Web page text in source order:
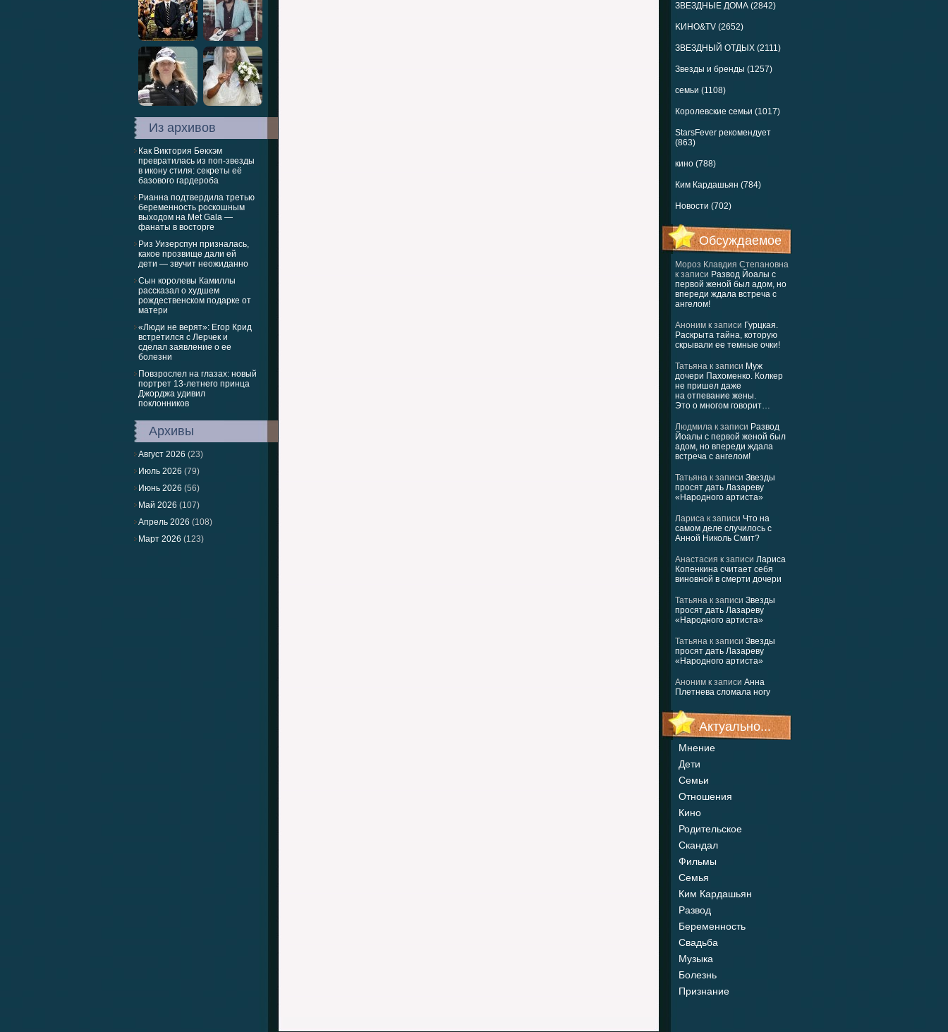
ЗВЕЗДНЫЕ ДОМА (2842)
KИНО&TV (2652)
ЗВЕЗДНЫЙ ОТДЫХ (2111)
Звезды и бренды (1257)
семьи (1108)
Королевские семьи (1017)
StarsFever рекомендует
(863)
кино (788)
Ким Кардашьян (784)
Новости (702)
Обсуждаемое
Мороз Клавдия Степановна
к записи Развод Йоалы с
первой женой был адом, но
впереди ждала встреча с
ангелом!
Аноним к записи Гурцкая.
Раскрыта тайна, которую
скрывали ее темные очки!
Татьяна к записи Муж
дочери Пахоменко. Колкер
не пришел даже
на отпевание жены.
Это о многом говорит…
Людмила к записи Развод
Йоалы с первой женой был
адом, но впереди ждала
встреча с ангелом!
Татьяна к записи Звезды
просят дать Лазареву
«Народного артиста»
Лариса к записи Что на
самом деле случилось с
Анной Николь Смит?
Анастасия к записи Лариса
Копенкина считает себя
виновной в смерти дочери
Татьяна к записи Звезды
просят дать Лазареву
«Народного артиста»
Татьяна к записи Звезды
просят дать Лазареву
«Народного артиста»
Аноним к записи Анна
Плетнева сломала ногу
Актуально...
Мнение
Дети
Семьи
Отношения
Кино
Родительское
Скандал
Фильмы
Семья
Ким Кардашьян
Развод
Беременность
Свадьба
Музыка
Болезнь
Признание
Из архивов
Как Виктория Бекхэм
превратилась из поп-звезды
в икону стиля: секреты её
базового гардероба
Рианна подтвердила третью
беременность роскошным
выходом на Met Gala —
фанаты в восторге
Риз Уизерспун призналась,
какое прозвище дали ей
дети — звучит неожиданно
Сын королевы Камиллы
рассказал о худшем
рождественском подарке от
матери
«Люди не верят»: Егор Крид
встретился с Лерчек и
сделал заявление о ее
болезни
Повзрослел на глазах: новый
портрет 13-летнего принца
Джорджа удивил
поклонников
Архивы
Август 2026 (23)
Июль 2026 (79)
Июнь 2026 (56)
Май 2026 (107)
Апрель 2026 (108)
Март 2026 (123)